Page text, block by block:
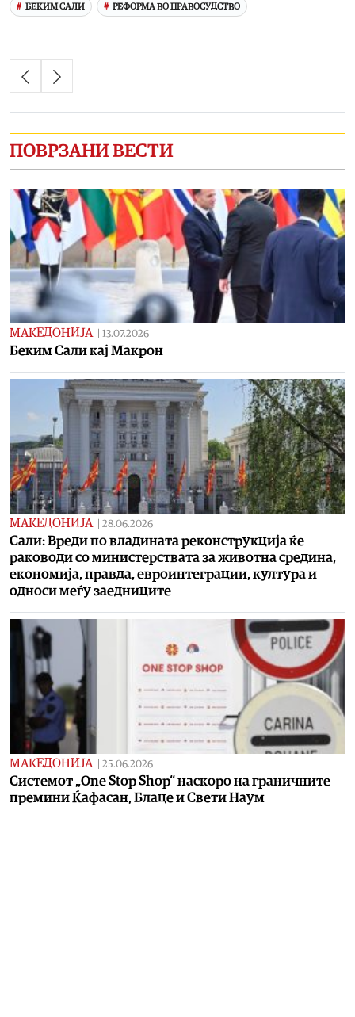
БЕКИМ САЛИ РЕФОРМА ВО ПРАВОСУДСТВО
ПОВРЗАНИ ВЕСТИ
МАКЕДОНИЈА 13.07.2026
Беким Сали кај Макрон
МАКЕДОНИЈА 28.06.2026
Сали: Вреди по владината реконструкција ќе
раководи со министерствата за животна средина,
економија, правда, евроинтеграции, култура и
односи меѓу заедниците
МАКЕДОНИЈА 25.06.2026
Системот „One Stop Shop“ наскоро на граничните
премини Ќафасан, Блаце и Свети Наум